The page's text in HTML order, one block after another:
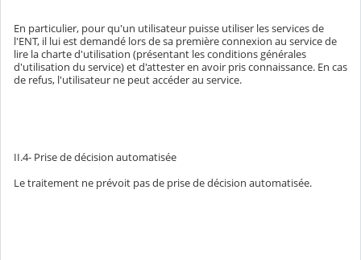
En particulier, pour qu'un utilisateur puisse utiliser les services de
l'ENT, il lui est demandé lors de sa première connexion au service de
lire la charte d'utilisation (présentant les conditions générales
d'utilisation du service) et d'attester en avoir pris connaissance. En cas
de refus, l'utilisateur ne peut accéder au service.
II.4- Prise de décision automatisée
Le traitement ne prévoit pas de prise de décision automatisée.